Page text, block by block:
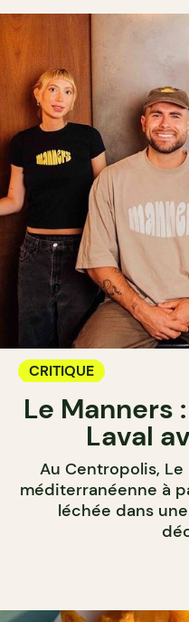
CRITIQUE
Le Manners
Laval
Au Centropolis,
méditerranéenne à
léchée dans